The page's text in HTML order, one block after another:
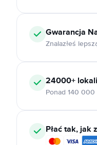
Gwarancja
Znalazłeś
24000+
Ponad 140
Płać tak, jak